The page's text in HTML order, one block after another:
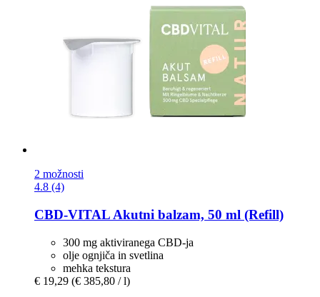
2 možnosti
4.8 (4)
CBD-VITAL Akutni balzam, 50 ml (Refill)
300 mg aktiviranega CBD-ja
olje ognjiča in svetlina
mehka tekstura
€ 19,29 (€ 385,80 / l)